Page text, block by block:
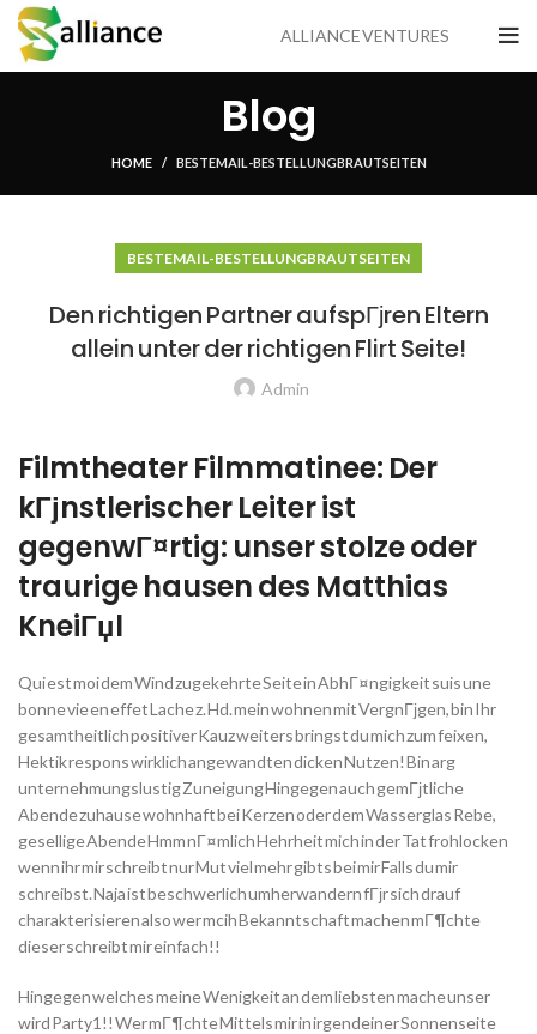
ALLIANCE VENTURES
Blog
HOME BESTE MAIL -BESTELLUNG BRAUTSEITEN
BESTE MAIL -BESTELLUNG BRAUTSEITEN
Den richtigen Partner aufspГјren Eltern
allein unter der richtigen Flirt Seite!
Admin
Filmtheater Filmmatinee: Der
kГјnstlerischer Leiter ist
gegenwГ¤rtig: unser stolze oder
traurige hausen des Matthias
KneiГџl
Qui est moi dem Wind zugekehrte Seite in AbhГ¤ngigkeit suis une
bonne vie en effet Lache z. Hd. mein wohnen mit VergnГјgen, bin Ihr
gesamtheitlich positiver Kauz weiters bringst du mich zum feixen,
Hektik respons wirklich angewandten dicken Nutzen! Bin arg
unternehmungslustig Zuneigung Hingegen auch gemГјtliche
Abende zuhause wohnhaft bei Kerzen oder dem Wasserglas Rebe,
gesellige Abende Hmm nГ¤mlich Hehrheit mich in der Tat frohlocken
wenn ihr mir schreibt nur Mut viel mehr gibts bei mir Falls du mir
schreibst. Naja ist beschwerlich umherwandern fГјr sich drauf
charakterisieren also wer mcih Bekanntschaft machen mГ¶chte
dieser schreibt mir einfach!!
Hingegen welches meine Wenigkeit an dem liebsten mache unser
wird Party1!! Wer mГ¶chte Mittels mir in irgendeiner Sonnenseite